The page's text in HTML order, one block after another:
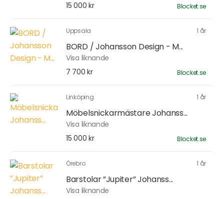
15 000 kr
Blocket.se
Uppsala 1 år
BORD / Johansson Design - M...
Visa liknande
7 700 kr
Blocket.se
Linköping 1 år
Möbelsnickarmästare Johanss...
Visa liknande
15 000 kr
Blocket.se
Örebro 1 år
Barstolar ”Jupiter” Johanss...
Visa liknande